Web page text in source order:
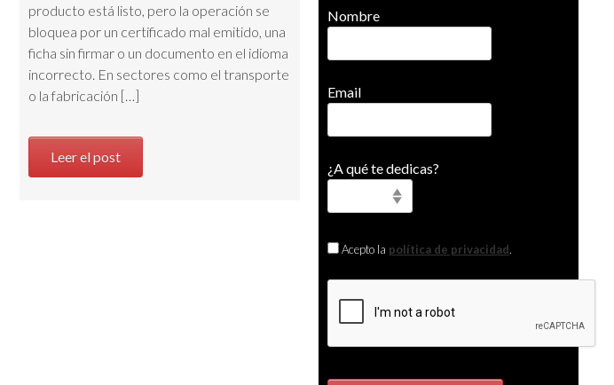
producto está listo, pero la operación se
bloquea por un certificado mal emitido, una
ficha sin firmar o un documento en el idioma
incorrecto. En sectores como el transporte
o la fabricación […]
Leer el post
Nombre
Email
¿A qué te dedicas?
Acepto la política de privacidad.